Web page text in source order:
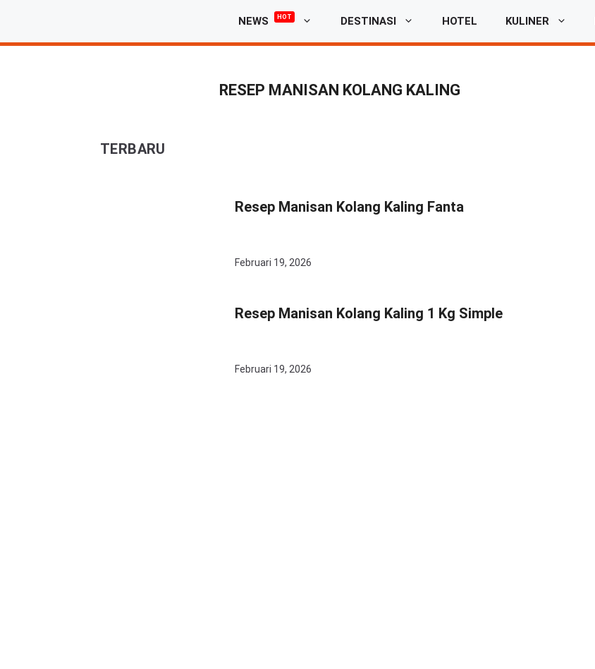
isi
NEWS HOT DESTINASI HOTEL KULINER
RESEP MANISAN KOLANG KALING
TERBARU
Resep Manisan Kolang Kaling Fanta
Februari 19, 2026
Resep Manisan Kolang Kaling 1 Kg Simple
Februari 19, 2026